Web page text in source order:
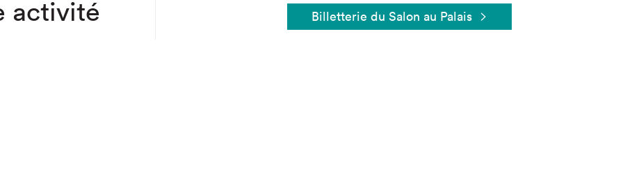
activité Billetterie du Salon au Palais